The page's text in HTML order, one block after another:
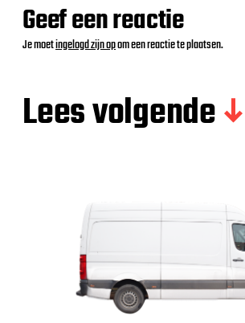
Geef een reactie
Je moetingelogd zijn opom een reactie te plaatsen.
Lees volgende